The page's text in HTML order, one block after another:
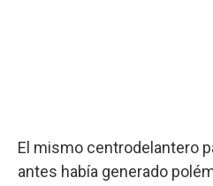
El mismo centrodelantero
antes había generado